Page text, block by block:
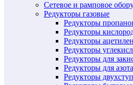
Сетевое и рамповое
Редукторы газовые
Редукторы
Редукторы
Редукторы
Редукторы
Редукторы для
Редукторы для
Редукторы